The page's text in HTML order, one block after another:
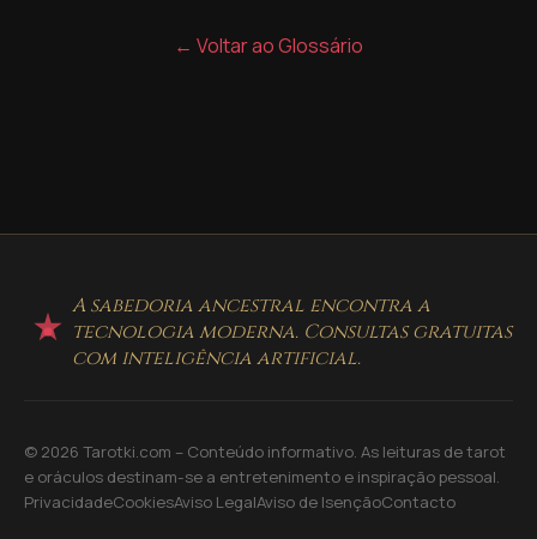
← Voltar ao Glossário
A sabedoria ancestral encontra a
tecnologia moderna. Consultas gratuitas
com inteligência artificial.
© 2026 Tarotki.com – Conteúdo informativo. As leituras de tarot
e oráculos destinam-se a entretenimento e inspiração pessoal.
PrivacidadeCookiesAviso LegalAviso de IsençãoContacto